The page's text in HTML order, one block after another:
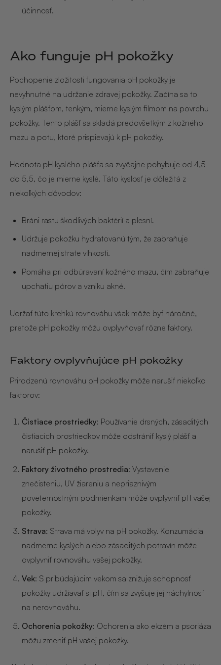
účinnosť.
Ako funguje pH pokožky
Pochopenie zložitosti fungovania pH pokožky je
nevyhnutné na udržanie zdravej pokožky. Začína sa to
kyslým plášťom, tenkým, mierne kyslým filmom na povrchu
pokožky. Tento plášť sa skladá predovšetkým z kožného
mazu a potu, ktoré prispievajú k pH pokožky.
Hodnota pH kyslého plášťa sa zvyčajne pohybuje od 4,5
do 5,5, čo je mierne kyslé. Táto kyslosť je dôležitá z
niekoľkých dôvodov:
Bráni rastu škodlivých baktérií a plesní.
Udržuje pokožku hydratovanú tým, že zabraňuje
nadmernej strate vlhkosti.
Pomáha pri odbúravaní kožného mazu, čím zabraňuje
upchatiu pórov a vzniku akné.
Udržať túto krehkú rovnováhu však môže byť náročné,
pretože pH pokožky môžu ovplyvňovať rôzne faktory.
Faktory ovplyvňujúce pH pokožky
Prirodzenú rovnováhu pH pokožky môže narušiť niekoľko
faktorov:
Čistiace prostriedky: Používanie drsných, zásaditých
čistiacich prostriedkov môže odstrániť kyslý plášť a
narušiť pH pokožky.
Faktory životného prostredia: Vystavenie
znečisteniu, UV žiareniu a nepriaznivým
poveternostným podmienkam môže ovplyvniť pH vašej
pokožky.
Strava: Strava má vplyv na pH pokožky. Konzumácia
nadmerne kyslých alebo zásaditých potravín môže
ovplyvniť rovnováhu vašej pokožky.
Vek: S pribúdajúcim vekom sa znižuje schopnosť
pokožky udržiavať si pH, čím sa zvyšuje jej náchylnosť
na nerovnováhu.
Ochorenia pokožky: Ochorenia ako ekzém a psoriáza
môžu zmeniť pH vašej pokožky.